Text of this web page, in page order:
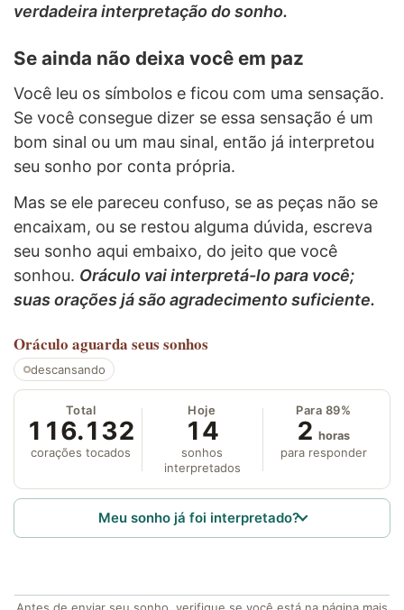
verdadeira interpretação do sonho.
Se ainda não deixa você em paz
Você leu os símbolos e ficou com uma sensação.
Se você consegue dizer se essa sensação é um
bom sinal ou um mau sinal, então já interpretou
seu sonho por conta própria.
Mas se ele pareceu confuso, se as peças não se
encaixam, ou se restou alguma dúvida, escreva
seu sonho aqui embaixo, do jeito que você
sonhou. Oráculo vai interpretá-lo para você;
suas orações já são agradecimento suficiente.
Oráculo aguarda seus sonhos
descansando
Total
116.132
corações tocados
Hoje
14
sonhos
interpretados
Para 89%
2 horas
para responder
Meu sonho já foi interpretado?
Antes de enviar seu sonho, verifique se você está na página mais